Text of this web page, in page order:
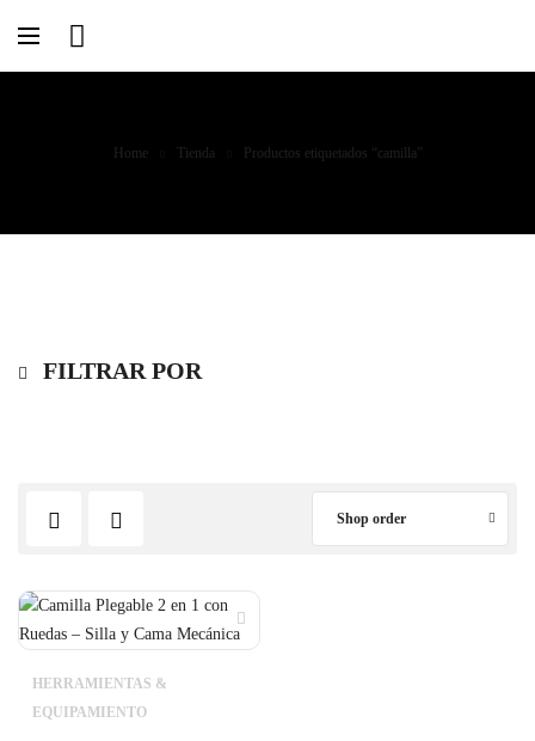
Home Tienda Productos etiquetados “camilla”
FILTRAR POR
Shop order
HERRAMIENTAS &
EQUIPAMIENTO